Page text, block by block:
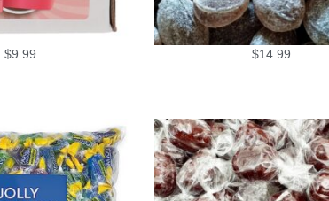
$9.99 $14.99